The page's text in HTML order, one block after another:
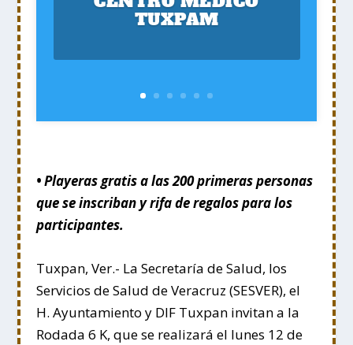
TUXPAM
• Playeras gratis a las 200 primeras personas
que se inscriban y rifa de regalos para los
participantes.
Tuxpan, Ver.- La Secretaría de Salud, los
Servicios de Salud de Veracruz (SESVER), el
H. Ayuntamiento y DIF Tuxpan invitan a la
Rodada 6 K, que se realizará el lunes 12 de